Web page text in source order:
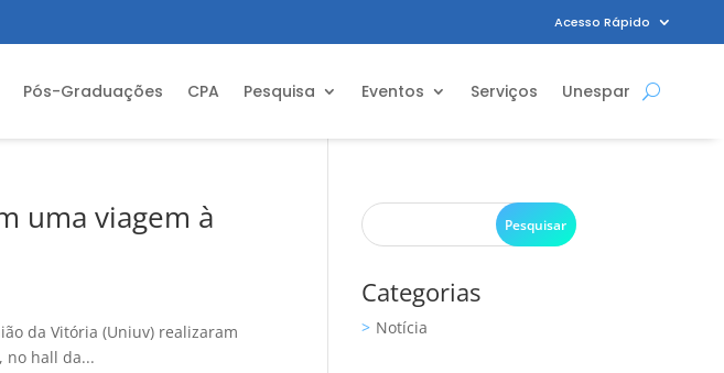
Acesso Rápido
Pós-Graduações CPA Pesquisa Eventos Serviços Unespar
uma viagem à
da Vitória (Uniuv) realizaram
no hall da...
Categorias
Notícia